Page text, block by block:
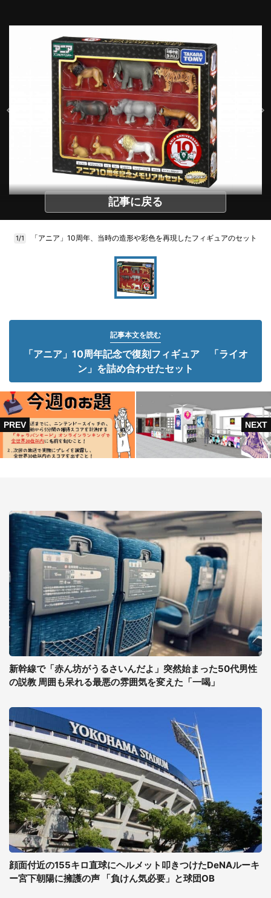
記事に戻る
1/1 「アニア」10周年、当時の造形や彩色を再現したフィギュアのセット
記事本文を読む
「アニア」10周年記念で復刻フィギュア 「ライオ
ン」を詰め合わせたセット
新幹線で「赤ん坊がうるさいんだよ」突然始まった50代男性
の説教 周囲も呆れる最悪の雰囲気を変えた「一喝」
顔面付近の155キロ直球にヘルメット叩きつけたDeNAルーキ
ー宮下朝陽に擁護の声 「負けん気必要」と球団OB